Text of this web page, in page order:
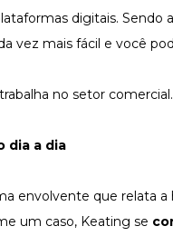
digitais. Sendo
mais fácil e você
no setor
dia a dia
envolvente que relata a
um caso, Keating se